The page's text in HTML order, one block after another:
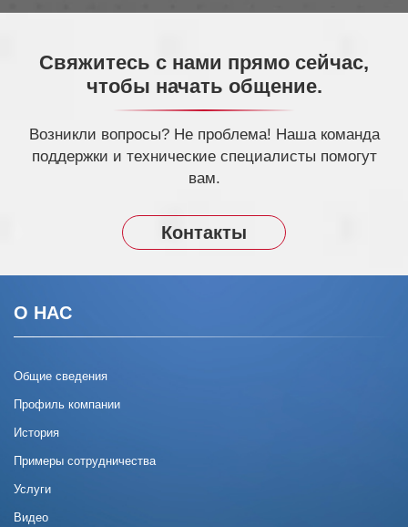
Свяжитесь с нами прямо сейчас,
чтобы начать общение.
Возникли вопросы? Не проблема! Наша команда
поддержки и технические специалисты помогут
вам.
Контакты
О НАС
Общие сведения
Профиль компании
История
Примеры сотрудничества
Услуги
Видео